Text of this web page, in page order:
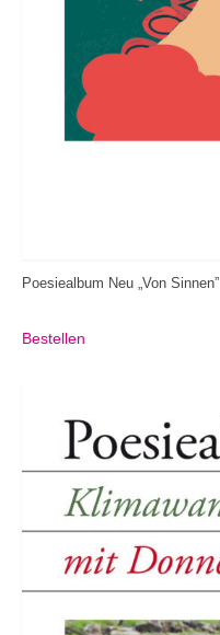
Poesiealbum Neu „Von Sinnen”
Bestellen